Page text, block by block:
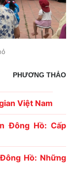
PHƯƠNG THẢO
Việt Nam
Đông Hồ: Cấp
Hồ: Những